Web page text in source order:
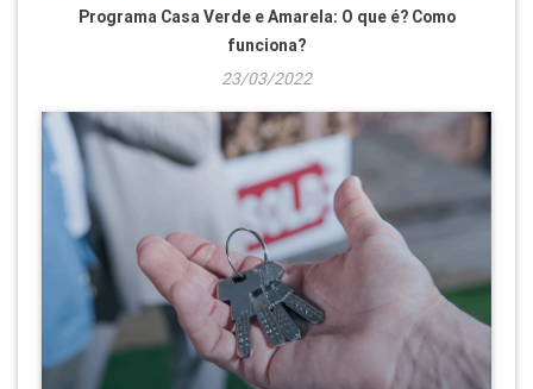
Programa Casa Verde e Amarela: O que é? Como
funciona?
23/03/2022